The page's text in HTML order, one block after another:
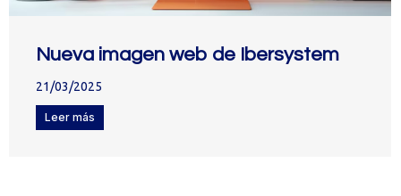
Nueva imagen web de Ibersystem
21/03/2025
Leer más